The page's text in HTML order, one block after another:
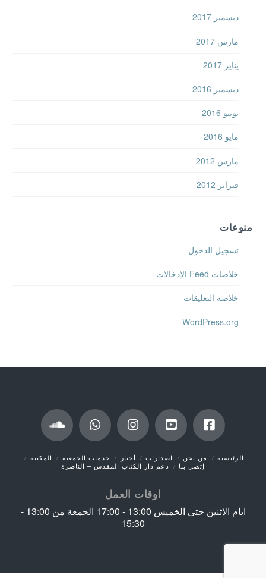
ديسمبر 2017
مارس 2017
يناير 2017
ديسمبر 2016
يونيو 2016
مايو 2016
مارس 2012
فبراير 2012
منوعات
تسجيل الدخول
خلاصات Feed الإدخالات
خلاصة التعليقات
WordPress.org
الرئيسية من نحن اصدارات أخبار خدمات الجمعية
المكتبة
إتصل بنا
دعم دار الكتاب المقدس – الناصرة
اوقات العمل
ايام الاثنين حتى الخميس 13:00 - 17:00 الجمعة من 13:00 -
15:30